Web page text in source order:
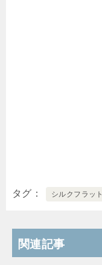
タグ シルクフラット
関連記事